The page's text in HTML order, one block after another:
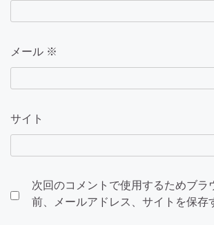
メール ※
サイト
次回のコメントで使用するためブラ
前、メールアドレス、サイトを保存